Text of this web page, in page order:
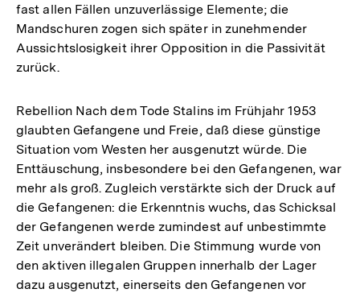
fast allen Fällen unzuverlässige Elemente; die
Mandschuren zogen sich später in zunehmender
Aussichtslosigkeit ihrer Opposition in die Passivität
zurück.
Rebellion Nach dem Tode Stalins im Frühjahr 1953
glaubten Gefangene und Freie, daß diese günstige
Situation vom Westen her ausgenutzt würde. Die
Enttäuschung, insbesondere bei den Gefangenen, war
mehr als groß. Zugleich verstärkte sich der Druck auf
die Gefangenen: die Erkenntnis wuchs, das Schicksal
der Gefangenen werde zumindest auf unbestimmte
Zeit unverändert bleiben. Die Stimmung wurde von
den aktiven illegalen Gruppen innerhalb der Lager
dazu ausgenutzt, einerseits den Gefangenen vor